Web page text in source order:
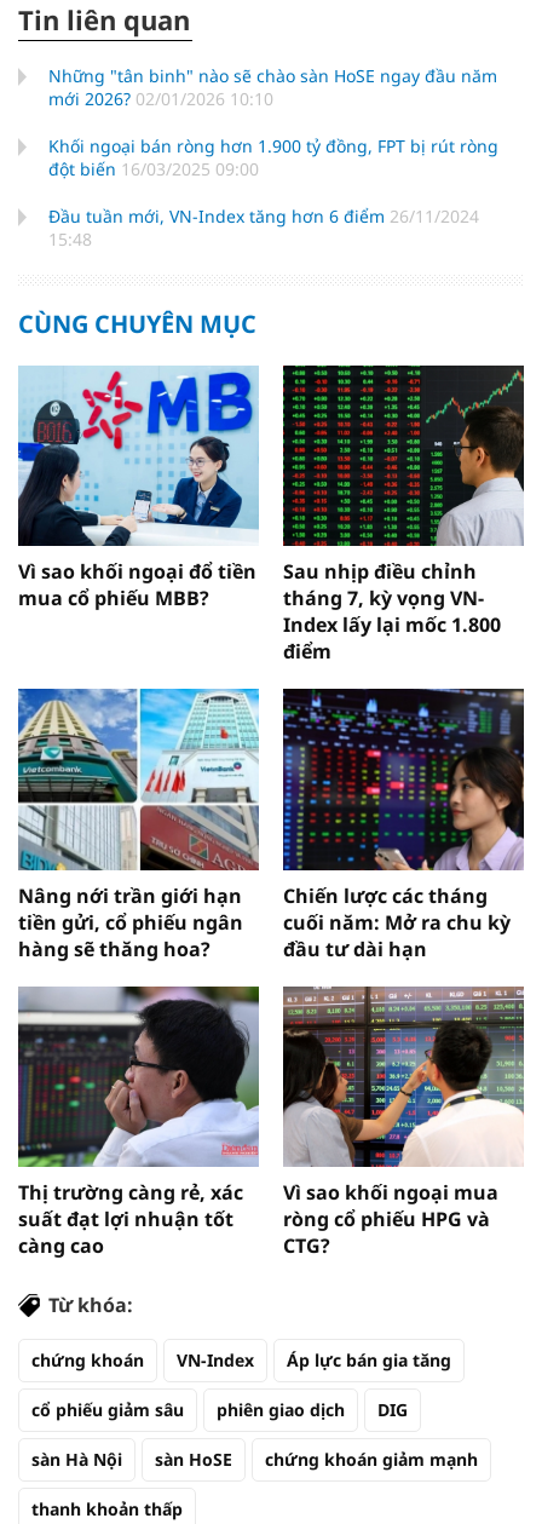
Tin liên quan
Những "tân binh" nào sẽ chào sàn HoSE ngay đầu năm
mới 2026? 02/01/2026 10:10
Khối ngoại bán ròng hơn 1.900 tỷ đồng, FPT bị rút ròng
đột biến 16/03/2025 09:00
Đầu tuần mới, VN-Index tăng hơn 6 điểm 26/11/2024
15:48
CÙNG CHUYÊN MỤC
Vì sao khối ngoại đổ tiền
mua cổ phiếu MBB?
Sau nhịp điều chỉnh
tháng 7, kỳ vọng VN-
Index lấy lại mốc 1.800
điểm
Nâng nới trần giới hạn
tiền gửi, cổ phiếu ngân
hàng sẽ thăng hoa?
Chiến lược các tháng
cuối năm: Mở ra chu kỳ
đầu tư dài hạn
Thị trường càng rẻ, xác
suất đạt lợi nhuận tốt
càng cao
Vì sao khối ngoại mua
ròng cổ phiếu HPG và
CTG?
Từ khóa:
chứng khoán VN-Index Áp lực bán gia tăng
cổ phiếu giảm sâu phiên giao dịch DIG
sàn Hà Nội sàn HoSE chứng khoán giảm mạnh
thanh khoản thấp